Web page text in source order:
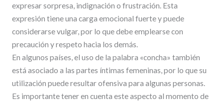
expresar sorpresa, indignación o frustración. Esta
expresión tiene una carga emocional fuerte y puede
considerarse vulgar, por lo que debe emplearse con
precaución y respeto hacia los demás.
En algunos países, el uso de la palabra «concha» también
está asociado a las partes íntimas femeninas, por lo que su
utilización puede resultar ofensiva para algunas personas.
Es importante tener en cuenta este aspecto al momento de